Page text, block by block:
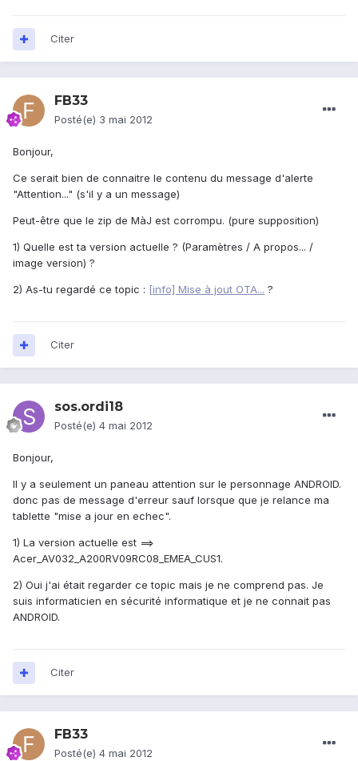
Citer
FB33
Posté(e) 3 mai 2012
Bonjour,
Ce serait bien de connaitre le contenu du message d'alerte
"Attention..." (s'il y a un message)
Peut-être que le zip de MàJ est corrompu. (pure supposition)
1) Quelle est ta version actuelle ? (Paramètres / A propos... /
image version) ?
2) As-tu regardé ce topic : [info] Mise à jout OTA... ?
Citer
sos.ordi18
Posté(e) 4 mai 2012
Bonjour,
Il y a seulement un paneau attention sur le personnage ANDROID.
donc pas de message d'erreur sauf lorsque que je relance ma
tablette "mise a jour en echec".
1) La version actuelle est ==>
Acer_AV032_A200RV09RC08_EMEA_CUS1.
2) Oui j'ai était regarder ce topic mais je ne comprend pas. Je
suis informaticien en sécurité informatique et je ne connait pas
ANDROID.
Citer
FB33
Posté(e) 4 mai 2012